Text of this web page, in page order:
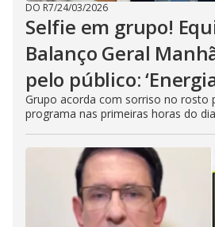
DO R7/24/03/2026
Selfie em grupo!
Balanço Geral
pelo público:
Grupo acorda com sorriso no rosto
programa nas primeiras horas do dia